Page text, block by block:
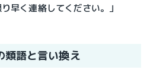
早く連絡してください。」
類語と言い換え